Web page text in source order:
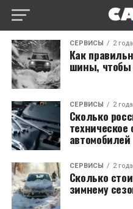
СЕРВИСЫ 2
Как
шины, чтобы
СЕРВИСЫ 2
Сколько
автомобилей
СЕРВИСЫ 2
Сколько
зимнему